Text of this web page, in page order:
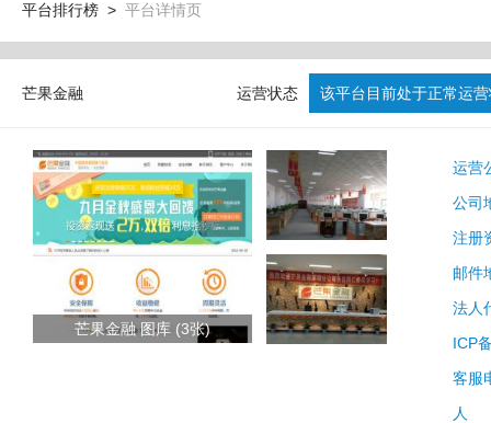
平台排行榜 > 平台详情页
芒果金融 运营状态 该平台目前处于正常运
芒果金融 图库 (3张)
运营
公司
注册
邮件
法人
ICP
客服
人